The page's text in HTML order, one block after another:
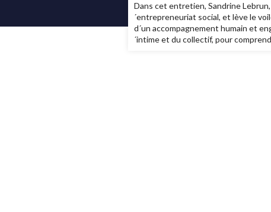
Dans cet entretien, Sandrine
´entrepreneuriat social, et lève le
d´un accompagnement humain et
´intime et du collectif, pour